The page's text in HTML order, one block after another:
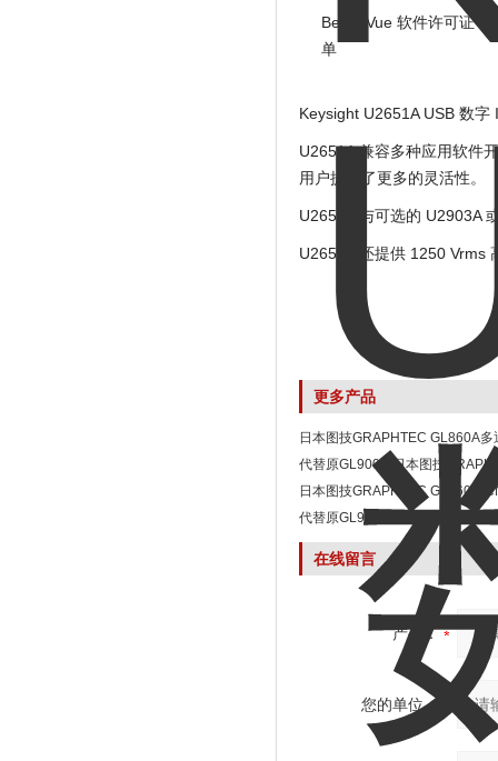
BenchVue 软件许可证
单
Keysight U2651A USB 数
U2651A 兼容多种应用软件
用户提供了更多的灵活性。
U2651A 与可选的 U2903A
U2651A 还提供 1250 Vrms
更多产品
日本图技GRAPHTEC GL860A
代替原GL900-4日本图技
据记录仪
日本图技GRAPHTEC GL260A-
代替原GL900-8日本图技GL980
在线留言
产品：
您的单位：